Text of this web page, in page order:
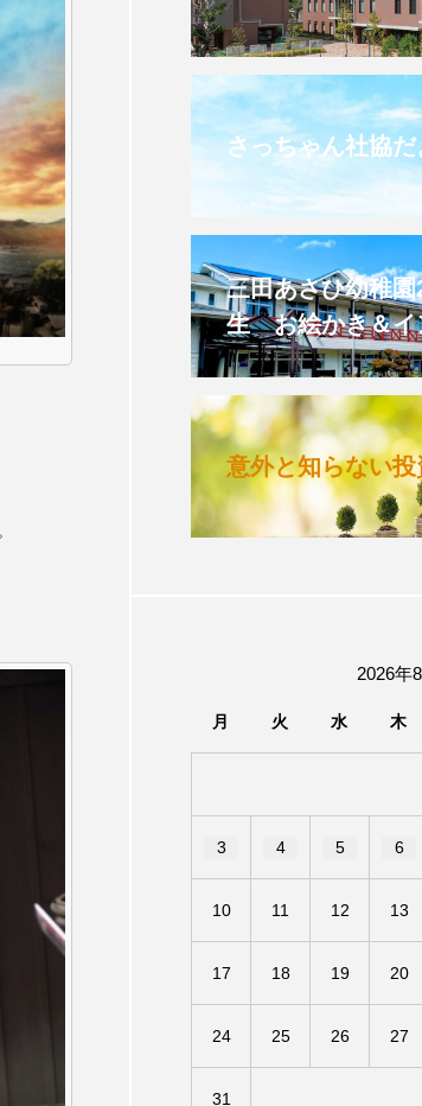
2025年
4年生 6年生
CONCLAVE CROSSING 心の交差点
を越えて
SHIFT
Playground/校庭
SAKDAC HARMO
ト農業推進プロジェクト関西学院AgriNOVA
SPOTTED PRODUCTIONS/TWIN
Time youtube
が眠る間
んしゃ おいしい絵本 おしえて絵本
為 かしこいエルゼ
こうべさんだ伝統文化体験フェスタ
室 こぐまのいばしょ
東北 こーろ・るみえーる
そんなにみないでくださいな
さっちゃん社協だ
三田あさひ幼稚園
生 お絵かき＆イ
意外と知らない
2026年
月 火 水 木
3 4 5 6
10 11 12 13
17 18 19 20
24 25 26 27
31